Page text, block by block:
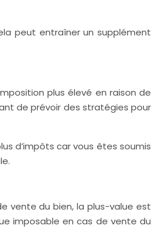
peut entraîner un supplément
plus élevé en raison de
de prévoir des stratégies pour
d’impôts car vous êtes soumis
vente du bien, la plus-value est
imposable en cas de vente du